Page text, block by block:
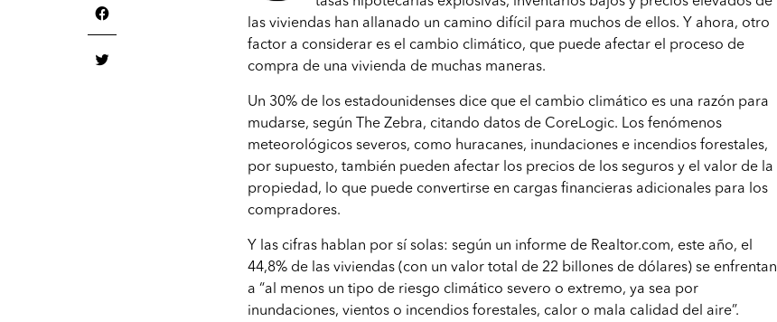
las viviendas han allanado un camino difícil para muchos de ellos. Y ahora, otro
factor a considerar es el cambio climático, que puede afectar el proceso de
compra de una vivienda de muchas maneras.
Un 30% de los estadounidenses dice que el cambio climático es una razón para
mudarse, según The Zebra, citando datos de CoreLogic. Los fenómenos
meteorológicos severos, como huracanes, inundaciones e incendios forestales,
por supuesto, también pueden afectar los precios de los seguros y el valor de la
propiedad, lo que puede convertirse en cargas financieras adicionales para los
compradores.
Y las cifras hablan por sí solas: según un informe de Realtor.com, este año, el
44,8% de las viviendas (con un valor total de 22 billones de dólares) se enfrentan
a “al menos un tipo de riesgo climático severo o extremo, ya sea por
inundaciones, vientos o incendios forestales, calor o mala calidad del aire”.